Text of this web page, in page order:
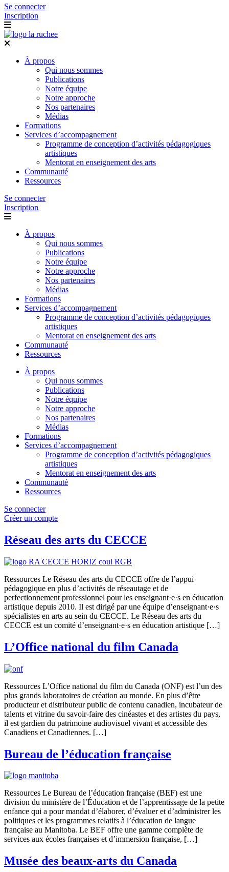
Se connecter
Inscription
À propos
Qui nous sommes
Publications
Notre équipe
Notre approche
Nos partenaires
Médias
Formations
Services d’accompagnement
Programme de conception d’activités pédagogiques
artistiques
Mentorat en enseignement des arts
Communauté
Ressources
Se connecter
Inscription
À propos
Qui nous sommes
Publications
Notre équipe
Notre approche
Nos partenaires
Médias
Formations
Services d’accompagnement
Programme de conception d’activités pédagogiques
artistiques
Mentorat en enseignement des arts
Communauté
Ressources
À propos
Qui nous sommes
Publications
Notre équipe
Notre approche
Nos partenaires
Médias
Formations
Services d’accompagnement
Programme de conception d’activités pédagogiques
artistiques
Mentorat en enseignement des arts
Communauté
Ressources
Se connecter
Créer un compte
Réseau des arts du CECCE
Ressources Le Réseau des arts du CECCE offre de l’appui
pédagogique en plus d’activités de réseautage et de
perfectionnement professionnel pour les enseignant·e·s en éducation
artistique depuis 2010. Il est dirigé par une équipe d’enseignant·e·s
spécialistes en arts au sein du CECCE. Le Réseau des arts du
CECCE est un comité d’enseignant·e·s en éducation artistique […]
L’Office national du film Canada
Ressources L’Office national du film du Canada (ONF) est l’un des
plus grands laboratoires de création au monde. En plus d’être
producteur et distributeur public de contenu canadien, incubateur de
talents et vitrine du savoir-faire des cinéastes et des artistes du pays,
il est gardien du patrimoine audiovisuel vivant et accessible des
Canadiens et Canadiennes. […]
Bureau de l’éducation française
Ressources Le Bureau de l’éducation française (BEF) est une
division du ministère de l’Éducation et de l’apprentissage de la petite
enfance qui a pour mandat d’élaborer, d’évaluer et d’administrer les
politiques et les programmes relatifs à l’éducation de langue
française au Manitoba. Le BEF offre une gamme complète de
services aux écoles françaises et d’immersion française, […]
Musée des beaux-arts du Canada